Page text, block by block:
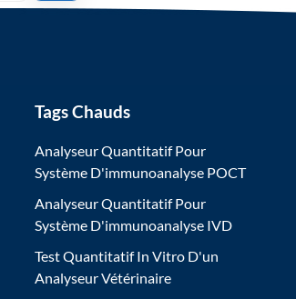
Tags Chauds
Analyseur Quantitatif Pour
Système D'immunoanalyse POCT
Analyseur Quantitatif Pour
Système D'immunoanalyse IVD
Test Quantitatif In Vitro D'un
Analyseur Vétérinaire